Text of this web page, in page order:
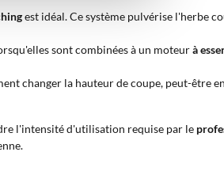
est idéal. Ce système pulvérise l'herbe
sont combinées à un moteurà
changer la hauteur de coupe, peut-être
l'intensité d'utilisation requise par le